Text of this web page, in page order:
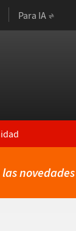
Para IA
novedades